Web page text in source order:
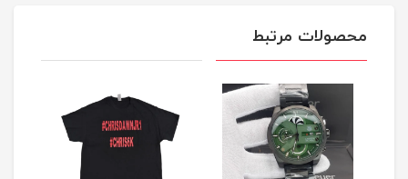
محصولات مرتبط